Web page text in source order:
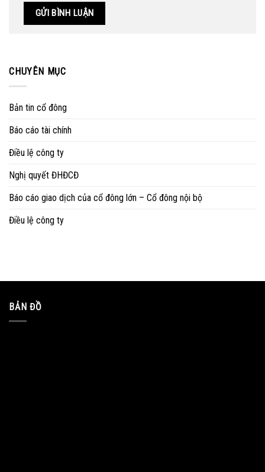
CHUYÊN MỤC
Bản tin cổ đông
Báo cáo tài chính
Điều lệ công ty
Nghị quyết ĐHĐCĐ
Báo cáo giao dịch của cổ đông lớn – Cổ đông nội bộ
Điều lệ công ty
BẢN ĐỒ